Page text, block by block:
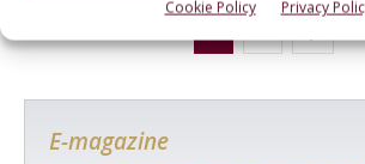
Cookie Policy Privacy
E-magazine